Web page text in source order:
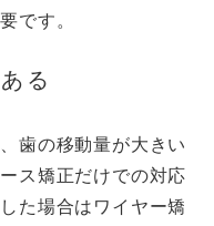
です。
る
歯の移動量が大きい
ス矯正だけでの対応
た場合はワイヤー矯